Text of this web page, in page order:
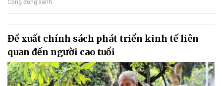
Cộng đồng xanh
Đề xuất chính sách phát triển kinh tế liên
quan đến người cao tuổi